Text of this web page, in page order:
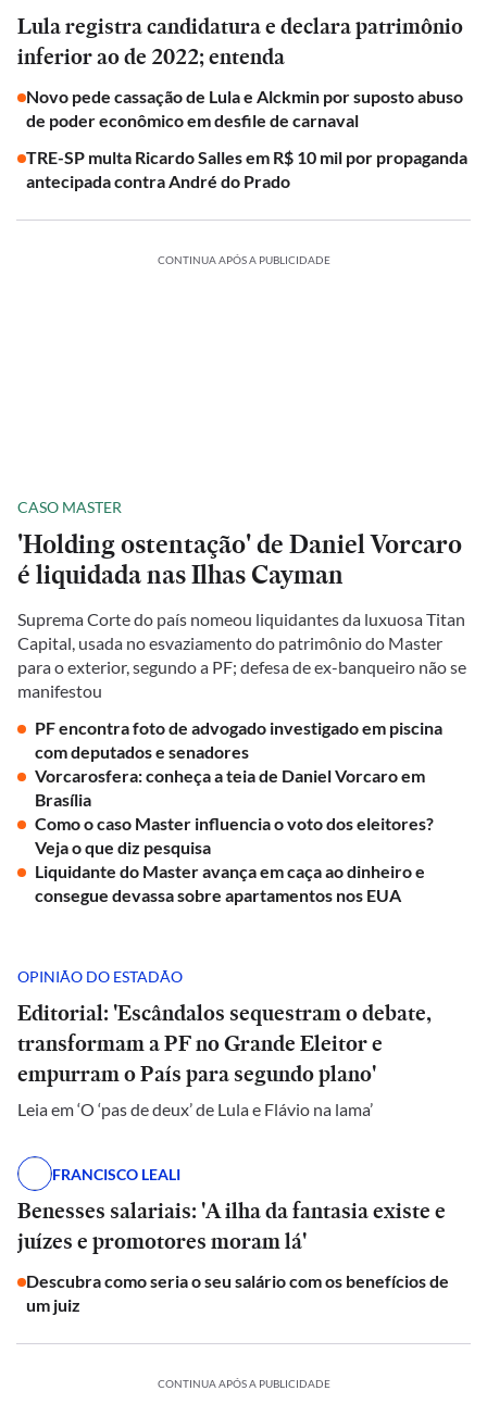
Lula registra candidatura e declara patrimônio
inferior ao de 2022; entenda
Novo pede cassação de Lula e Alckmin por suposto abuso
de poder econômico em desfile de carnaval
TRE-SP multa Ricardo Salles em R$ 10 mil por propaganda
antecipada contra André do Prado
CONTINUA APÓS A PUBLICIDADE
CASO MASTER
'Holding ostentação' de Daniel Vorcaro
é liquidada nas Ilhas Cayman
Suprema Corte do país nomeou liquidantes da luxuosa Titan
Capital, usada no esvaziamento do patrimônio do Master
para o exterior, segundo a PF; defesa de ex-banqueiro não se
manifestou
PF encontra foto de advogado investigado em piscina
com deputados e senadores
Vorcarosfera: conheça a teia de Daniel Vorcaro em
Brasília
Como o caso Master influencia o voto dos eleitores?
Veja o que diz pesquisa
Liquidante do Master avança em caça ao dinheiro e
consegue devassa sobre apartamentos nos EUA
OPINIÃO DO ESTADÃO
Editorial: 'Escândalos sequestram o debate,
transformam a PF no Grande Eleitor e
empurram o País para segundo plano'
Leia em ‘O ‘pas de deux’ de Lula e Flávio na lama’
FRANCISCO LEALI
Benesses salariais: 'A ilha da fantasia existe e
juízes e promotores moram lá'
Descubra como seria o seu salário com os benefícios de
um juiz
CONTINUA APÓS A PUBLICIDADE